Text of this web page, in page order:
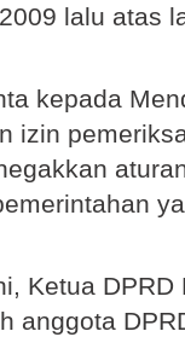
lalu atas
kepada
izin
Ketua DPRD
anggota